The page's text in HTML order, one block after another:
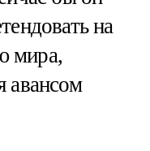
на
мира,
авансом